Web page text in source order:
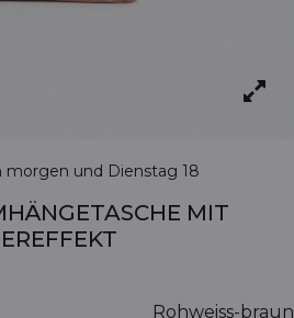
morgen und Dienstag 18
MIT
Rohweiss-braun